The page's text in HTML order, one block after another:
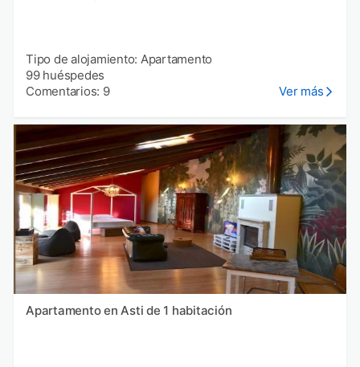
Tipo de alojamiento: Apartamento
99 huéspedes
Comentarios: 9
Ver más
Apartamento en Asti de 1 habitación